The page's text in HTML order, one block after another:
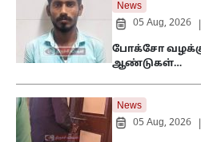
News
05 Aug, 2026
போக்சோ
ஆண்டுகள்…
News
05 Aug, 2026